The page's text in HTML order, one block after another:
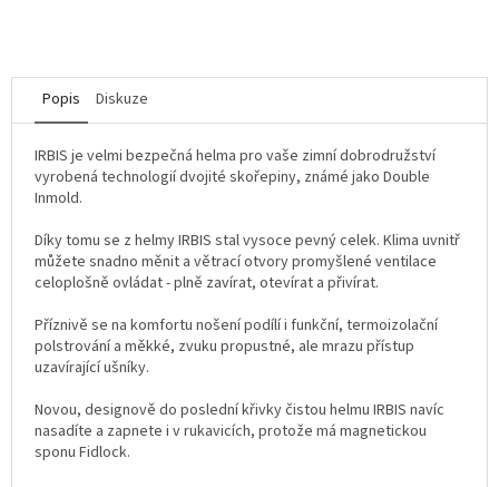
Popis Diskuze
IRBIS je velmi bezpečná helma pro vaše zimní dobrodružství
vyrobená technologií dvojité skořepiny, známé jako Double
Inmold.
Díky tomu se z helmy IRBIS stal vysoce pevný celek. Klima uvnitř
můžete snadno měnit a větrací otvory promyšlené ventilace
celoplošně ovládat - plně zavírat, otevírat a přivírat.
Příznivě se na komfortu nošení podílí i funkční, termoizolační
polstrování a měkké, zvuku propustné, ale mrazu přístup
uzavírající ušníky.
Novou, designově do poslední křivky čistou helmu IRBIS navíc
nasadíte a zapnete i v rukavicích, protože má magnetickou
sponu Fidlock.